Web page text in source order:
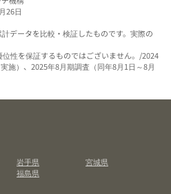
26日
データを比較・検証したものです。実際の
性を保証するものではございません。/2024
施）、2025年8月期調査（同年8月1日～8月
岩手県
宮城県
福島県